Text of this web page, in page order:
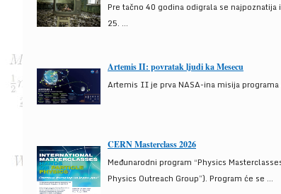
Pre tačno 40 godina odigrala se
25. ...
Artemis II: povratak ljudi ka Mesecu
Artemis II je prva NASA-ina misija
CERN Masterclass 2026
Međunarodni program “Physics
Physics Outreach Group”). Program će se ...